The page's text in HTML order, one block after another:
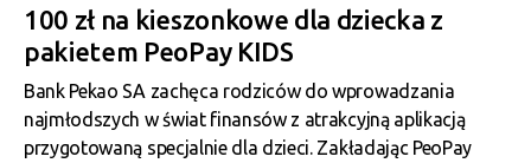
100 zł na kieszonkowe dla dziecka z
pakietem PeoPay KIDS
Bank Pekao SA zachęca rodziców do wprowadzania
najmłodszych w świat finansów z atrakcyjną aplikacją
przygotowaną specjalnie dla dzieci. Zakładając PeoPay